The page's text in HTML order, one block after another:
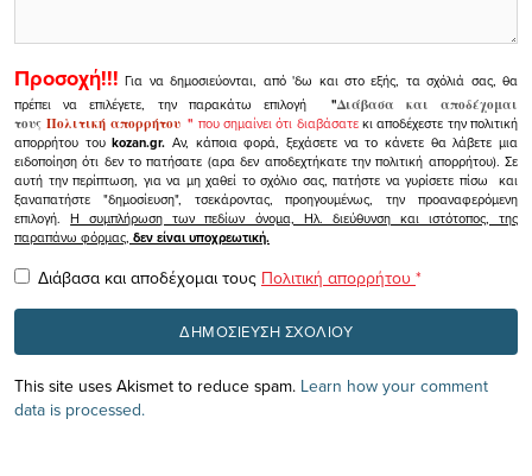
Προσοχή!!! Για να δημοσιεύονται, από 'δω και στο εξής, τα σχόλιά σας, θα
πρέπει να επιλέγετε, την παρακάτω επιλογή
"Διάβασα και αποδέχομαι
τουςΠολιτική απορρήτου" που σημαίνει ότι διαβάσατεκι αποδέχεστε την πολιτική
απορρήτου τουkozan.gr. Αν, κάποια φορά, ξεχάσετε να το κάνετε θα λάβετε μια
ειδοποίηση ότι δεν το πατήσατε (αρα δεν αποδεχτήκατε την πολιτική απορρήτου). Σε
αυτή την περίπτωση, για να μη χαθεί το σχόλιο σας, πατήστε να γυρίσετε πίσω και
ξαναπατήστε "δημοσίευση", τσεκάροντας, προηγουμένως, την προαναφερόμενη
επιλογή.Η συμπλήρωση των πεδίων όνομα, Ηλ. διεύθυνση και ιστότοπος, της
παραπάνω φόρμας, δεν είναι υποχρεωτική.
Διάβασα και αποδέχομαι τους Πολιτική απορρήτου *
This site uses Akismet to reduce spam. Learn how your comment
data is processed.